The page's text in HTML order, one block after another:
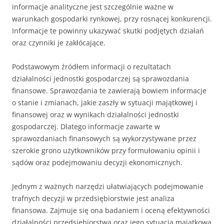
informacje analityczne jest szczególnie ważne w
warunkach gospodarki rynkowej, przy rosnącej konkurencji.
Informacje te powinny ukazywać skutki podjętych działań
oraz czynniki je zakłócające.
Podstawowym źródłem informacji o rezultatach
działalności jednostki gospodarczej są sprawozdania
finansowe. Sprawozdania te zawierają bowiem informacje
o stanie i zmianach, jakie zaszły w sytuacji majątkowej i
finansowej oraz w wynikach działalności jednostki
gospodarczej. Dlatego informacje zawarte w
sprawozdaniach finansowych są wykorzystywane przez
szerokie grono użytkowników przy formułowaniu opinii i
sądów oraz podejmowaniu decyzji ekonomicznych.
Jednym z ważnych narzędzi ułatwiających podejmowanie
trafnych decyzji w przedsiębiorstwie jest analiza
finansowa. Zajmuje się ona badaniem i oceną efektywności